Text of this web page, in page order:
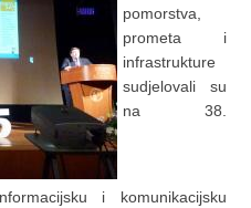
pomorstva,
prometa i
infrastrukture
sudjelovali su
na 38.
i komunikacijsku